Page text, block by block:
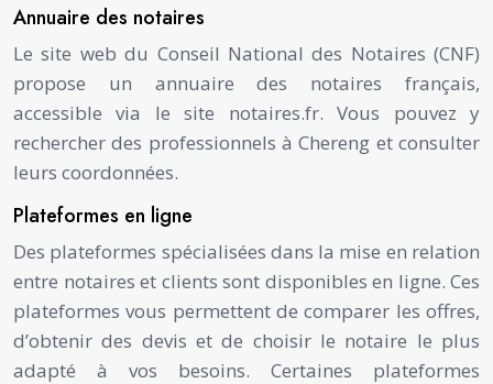
Annuaire des notaires
Le site web du Conseil National des Notaires (CNF)
propose un annuaire des notaires français,
accessible via le site notaires.fr. Vous pouvez y
rechercher des professionnels à Chereng et consulter
leurs coordonnées.
Plateformes en ligne
Des plateformes spécialisées dans la mise en relation
entre notaires et clients sont disponibles en ligne. Ces
plateformes vous permettent de comparer les offres,
d’obtenir des devis et de choisir le notaire le plus
adapté à vos besoins. Certaines plateformes